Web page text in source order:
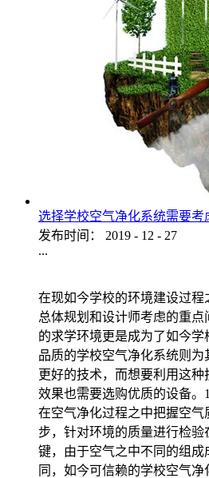
选择学校空气净化系统需要考
发布时间：
2019 - 12 - 27
...
在现如今学校的环境建设过程
总体规划和设计师考虑的重
的求学环境更是成为了如今
品质的学校空气净化系统则
更好的技术，而想要利用这
效果也需要选购优质的设备。
在空气净化过程之中把握空
步，针对环境的质量进行检
键，由于空气之中不同的组成
同，如今可信赖的学校空气